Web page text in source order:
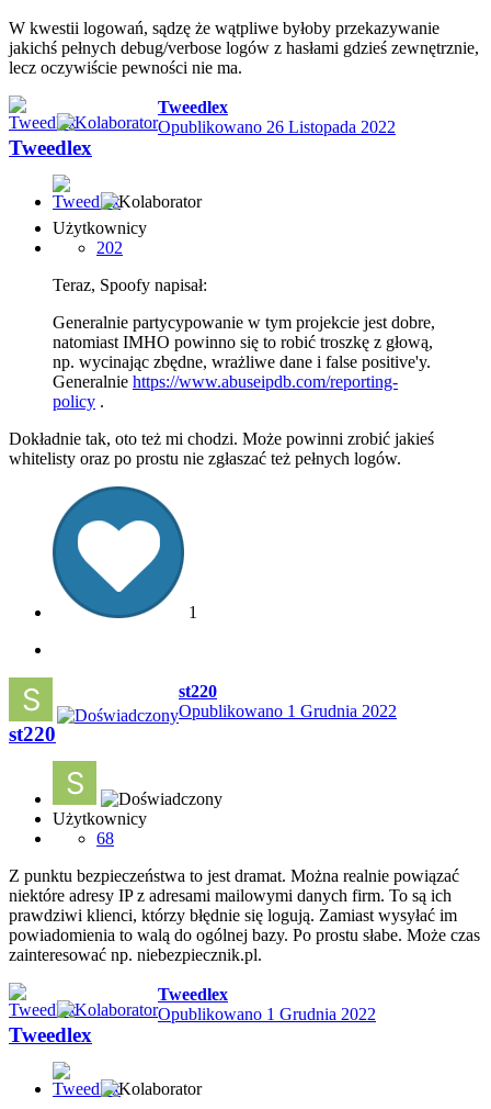
W kwestii logowań, sądzę że wątpliwe byłoby przekazywanie
jakichś pełnych debug/verbose logów z hasłami gdzieś zewnętrznie,
lecz oczywiście pewności nie ma.
Tweedlex
Opublikowano 26 Listopada 2022
Tweedlex
Użytkownicy
202
Teraz, Spoofy napisał:
Generalnie partycypowanie w tym projekcie jest dobre,
natomiast IMHO powinno się to robić troszkę z głową,
np. wycinając zbędne, wrażliwe dane i false positive'y.
Generalnie https://www.abuseipdb.com/reporting-
policy .
Dokładnie tak, oto też mi chodzi. Może powinni zrobić jakieś
whitelisty oraz po prostu nie zgłaszać też pełnych logów.
1
st220
Opublikowano 1 Grudnia 2022
st220
Użytkownicy
68
Z punktu bezpieczeństwa to jest dramat. Można realnie powiązać
niektóre adresy IP z adresami mailowymi danych firm. To są ich
prawdziwi klienci, którzy błędnie się logują. Zamiast wysyłać im
powiadomienia to walą do ogólnej bazy. Po prostu słabe. Może czas
zainteresować np. niebezpiecznik.pl.
Tweedlex
Opublikowano 1 Grudnia 2022
Tweedlex